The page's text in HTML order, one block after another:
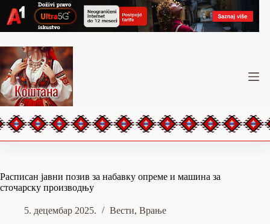
content
Расписан јавни позив за набавку опреме и машина за
сточарску производњу
5. децембар 2025. Вести, Врање